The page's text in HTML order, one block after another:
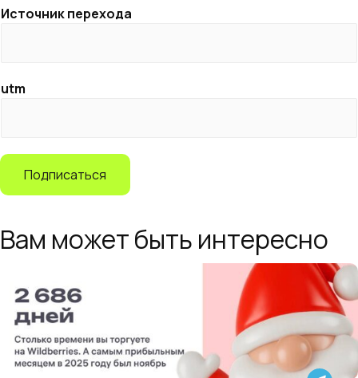
Источник перехода
utm
Подписаться
Вам может быть интересно